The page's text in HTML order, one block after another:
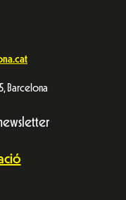
Barcelona